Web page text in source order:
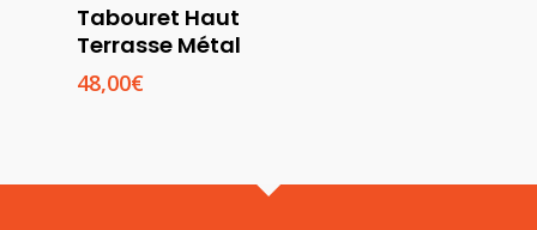
Tabouret Haut
Terrasse Métal
48,00€